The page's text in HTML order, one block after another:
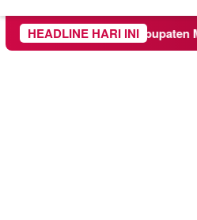
HEADLINE HARI INI
Kabupaten Malang,